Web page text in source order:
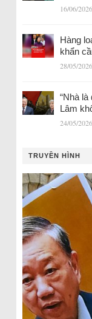
16/06/2026
Hàng
khẩn
28/05/2026
“Nhà
Lâm
24/05/2026
TRUYỀN HÌNH